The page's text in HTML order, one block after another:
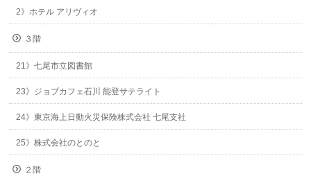
2》ホテル アリヴィオ
３階
21》七尾市立図書館
23》ジョブカフェ石川 能登サテライト
24》東京海上日動火災保険株式会社 七尾支社
25》株式会社のとのと
２階